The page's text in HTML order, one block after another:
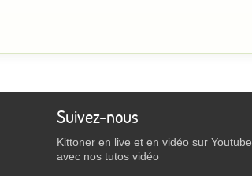
Suivez-nous
Kittoner en live et en vidéo sur Youtube
avec nos tutos vidéo